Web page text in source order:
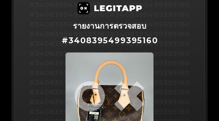
#3066123689299189#3066123689299189
#3066123689299189#3066123689299189
#3066123689299189#3066123689299189
#3066123689299189
#3066123689299189
#3066123689299189#3066123689299189
#3066123689299189
#3066123689299189
#3066123689299189#3066123689299189
#3066123689299189#3066123689299189
#3066123689299189#3066123689299189
#3066123689299189#3066123689299189
#3066123689299189#3066123689299189
#3066123689299189#3066123689299189
#3066123689299189#3066123689299189
#3066123689299189#3066123689299189
#3066123689299189#3066123689299189
#3066123689299189#3066123689299189
#3066123689299189
#3066123689299189
#3066123689299189
#3066123689299189
#3066123689299189#3066123689299189
#3066123689299189#3066123689299189
#3066123689299189#3066123689299189
#3408395499395160#3408395499395160
#3408395499395160#3408395499395160
#3408395499395160#3408395499395160
#3408395499395160#3408395499395160
#3408395499395160#3408395499395160
#3408395499395160#3408395499395160
#3408395499395160
#3408395499395160
#3408395499395160
#3408395499395160
#3408395499395160#3408395499395160
#3408395499395160#3408395499395160
#3408395499395160#3408395499395160
รายงานการตรวจสอบ
#3408395499395160